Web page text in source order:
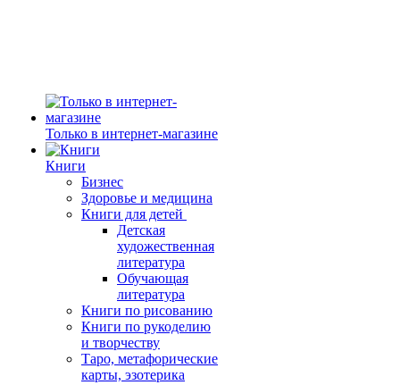
Только в интернет-магазине
Книги
Бизнес
Здоровье и медицина
Книги для детей
Детская
художественная
литература
Обучающая
литература
Книги по рисованию
Книги по рукоделию
и творчеству
Таро, метафорические
карты, эзотерика